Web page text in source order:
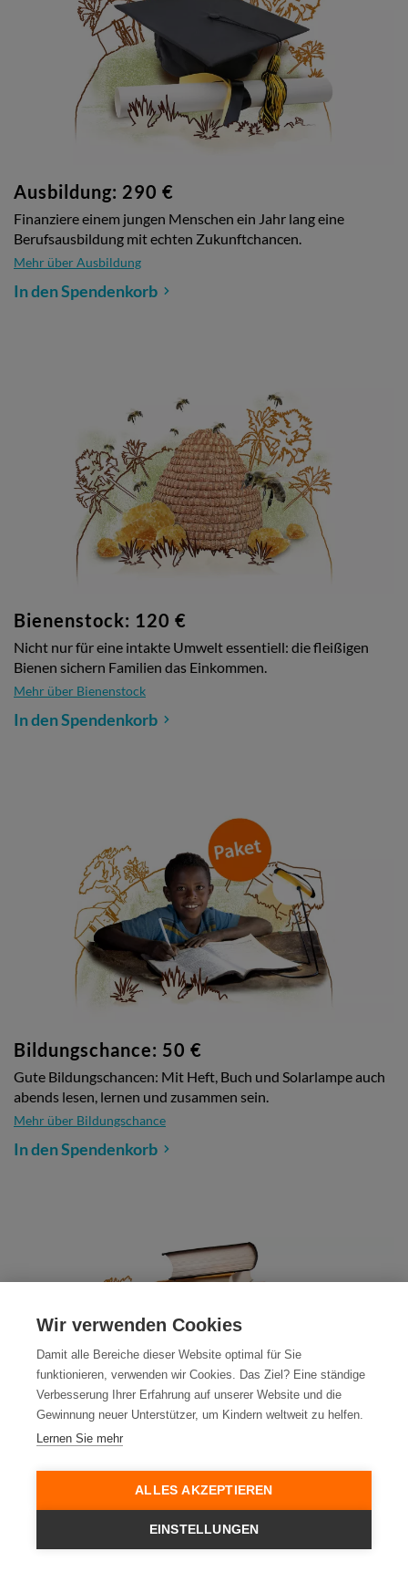
Ausbildung: 290 €
Finanziere einem jungen Menschen ein Jahr lang eine
Berufsausbildung mit echten Zukunftchancen.
Mehr über Ausbildung
In den Spendenkorb
Bienenstock: 120 €
Nicht nur für eine intakte Umwelt essentiell: die fleißigen
Bienen sichern Familien das Einkommen.
Mehr über Bienenstock
In den Spendenkorb
Bildungschance: 50 €
Gute Bildungschancen: Mit Heft, Buch und Solarlampe auch
abends lesen, lernen und zusammen sein.
Mehr über Bildungschance
In den Spendenkorb
Bücherset: 500 €
Mehr über Bücherset
Wir verwenden Cookies
Damit alle Bereiche dieser Website optimal für Sie
funktionieren, verwenden wir Cookies. Das Ziel? Eine ständige
Verbesserung Ihrer Erfahrung auf unserer Website und die
Gewinnung neuer Unterstützer, um Kindern weltweit zu helfen.
Lernen Sie mehr
ALLES AKZEPTIEREN
EINSTELLUNGEN